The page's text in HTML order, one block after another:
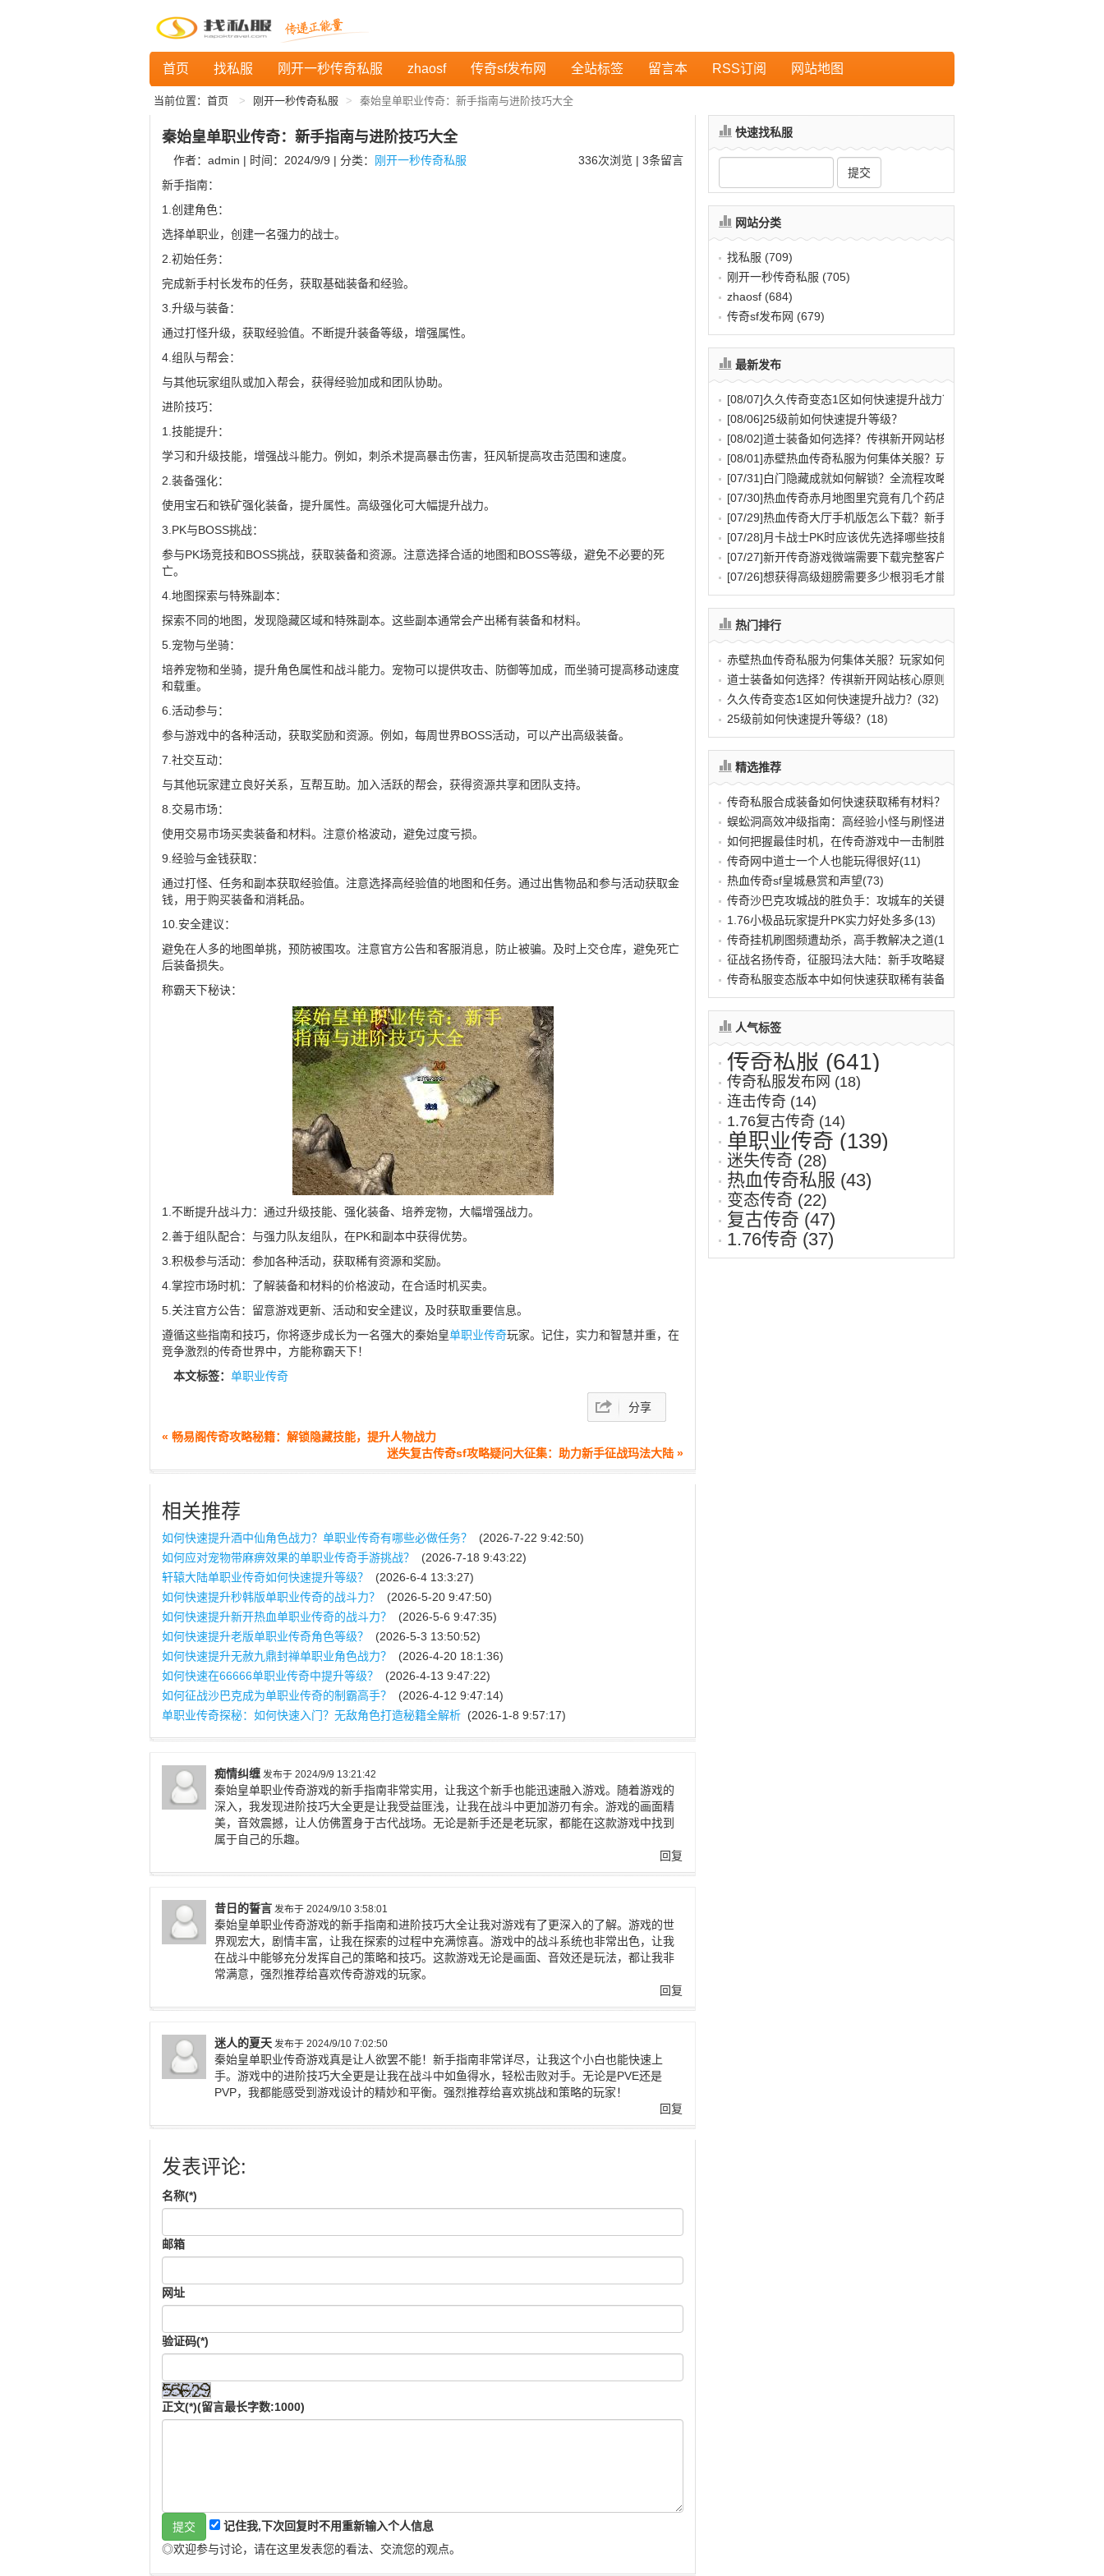
首页 找私服 刚开一秒传奇私服 zhaosf 传奇sf发布网 全站标签 留言本 RSS订阅 网站地图
当前位置： 首页 刚开一秒传奇私服 秦始皇单职业传奇：新手指南与进阶技巧大全
秦始皇单职业传奇：新手指南与进阶技巧大全
作者：admin | 时间：2024/9/9 | 分类： 刚开一秒传奇私服 336次浏览 | 3条留言
新手指南：
1.创建角色：
选择单职业，创建一名强力的战士。
2.初始任务：
完成新手村长发布的任务，获取基础装备和经验。
3.升级与装备：
通过打怪升级，获取经验值。不断提升装备等级，增强属性。
4.组队与帮会：
与其他玩家组队或加入帮会，获得经验加成和团队协助。
进阶技巧：
1.技能提升：
学习和升级技能，增强战斗能力。例如，刺杀术提高暴击伤害，狂风斩提高攻击范围和速度。
2.装备强化：
使用宝石和铁矿强化装备，提升属性。高级强化可大幅提升战力。
3.PK与BOSS挑战：
参与PK场竞技和BOSS挑战，获取装备和资源。注意选择合适的地图和BOSS等级，避免不必要的死
亡。
4.地图探索与特殊副本：
探索不同的地图，发现隐藏区域和特殊副本。这些副本通常会产出稀有装备和材料。
5.宠物与坐骑：
培养宠物和坐骑，提升角色属性和战斗能力。宠物可以提供攻击、防御等加成，而坐骑可提高移动速度
和载重。
6.活动参与：
参与游戏中的各种活动，获取奖励和资源。例如，每周世界BOSS活动，可以产出高级装备。
7.社交互动：
与其他玩家建立良好关系，互帮互助。加入活跃的帮会，获得资源共享和团队支持。
8.交易市场：
使用交易市场买卖装备和材料。注意价格波动，避免过度亏损。
9.经验与金钱获取：
通过打怪、任务和副本获取经验值。注意选择高经验值的地图和任务。通过出售物品和参与活动获取金
钱，用于购买装备和消耗品。
10.安全建议：
避免在人多的地图单挑，预防被围攻。注意官方公告和客服消息，防止被骗。及时上交仓库，避免死亡
后装备损失。
称霸天下秘诀：
1.不断提升战斗力：通过升级技能、强化装备、培养宠物，大幅增强战力。
2.善于组队配合：与强力队友组队，在PK和副本中获得优势。
3.积极参与活动：参加各种活动，获取稀有资源和奖励。
4.掌控市场时机：了解装备和材料的价格波动，在合适时机买卖。
5.关注官方公告：留意游戏更新、活动和安全建议，及时获取重要信息。
遵循这些指南和技巧，你将逐步成长为一名强大的秦始皇单职业传奇玩家。记住，实力和智慧并重，在
竞争激烈的传奇世界中，方能称霸天下！
本文标签： 单职业传奇
分享
« 畅易阁传奇攻略秘籍：解锁隐藏技能，提升人物战力
迷失复古传奇sf攻略疑问大征集：助力新手征战玛法大陆 »
相关推荐
如何快速提升酒中仙角色战力？单职业传奇有哪些必做任务？
(2026-7-22 9:42:50)
如何应对宠物带麻痹效果的单职业传奇手游挑战？
(2026-7-18 9:43:22)
轩辕大陆单职业传奇如何快速提升等级？
(2026-6-4 13:3:27)
如何快速提升秒韩版单职业传奇的战斗力？
(2026-5-20 9:47:50)
如何快速提升新开热血单职业传奇的战斗力？
(2026-5-6 9:47:35)
如何快速提升老版单职业传奇角色等级？
(2026-5-3 13:50:52)
如何快速提升无赦九鼎封禅单职业角色战力？
(2026-4-20 18:1:36)
如何快速在66666单职业传奇中提升等级？
(2026-4-13 9:47:22)
如何征战沙巴克成为单职业传奇的制霸高手？
(2026-4-12 9:47:14)
单职业传奇探秘：如何快速入门？无敌角色打造秘籍全解析 (2026-1-8 9:57:17)
痴情纠缠 发布于 2024/9/9 13:21:42
秦始皇单职业传奇游戏的新手指南非常实用，让我这个新手也能迅速融入游戏。随着游戏的
深入，我发现进阶技巧大全更是让我受益匪浅，让我在战斗中更加游刃有余。游戏的画面精
美，音效震撼，让人仿佛置身于古代战场。无论是新手还是老玩家，都能在这款游戏中找到
属于自己的乐趣。
回复
昔日的誓言 发布于 2024/9/10 3:58:01
秦始皇单职业传奇游戏的新手指南和进阶技巧大全让我对游戏有了更深入的了解。游戏的世
界观宏大，剧情丰富，让我在探索的过程中充满惊喜。游戏中的战斗系统也非常出色，让我
在战斗中能够充分发挥自己的策略和技巧。这款游戏无论是画面、音效还是玩法，都让我非
常满意，强烈推荐给喜欢传奇游戏的玩家。
回复
迷人的夏天 发布于 2024/9/10 7:02:50
秦始皇单职业传奇游戏真是让人欲罢不能！新手指南非常详尽，让我这个小白也能快速上
手。游戏中的进阶技巧大全更是让我在战斗中如鱼得水，轻松击败对手。无论是PVE还是
PVP，我都能感受到游戏设计的精妙和平衡。强烈推荐给喜欢挑战和策略的玩家！
回复
发表评论:
名称(*)
邮箱
网址
验证码(*)
正文(*)(留言最长字数:1000)
记住我,下次回复时不用重新输入个人信息
◎欢迎参与讨论，请在这里发表您的看法、交流您的观点。
快速找私服
网站分类
找私服 (709)
刚开一秒传奇私服 (705)
zhaosf (684)
传奇sf发布网 (679)
最新发布
[08/07]久久传奇变态1区如何快速提升战力？
[08/06]25级前如何快速提升等级？
[08/02]道士装备如何选择？传祺新开网站核心原则解析
[08/01]赤壁热血传奇私服为何集体关服？玩家如何应对？
[07/31]白门隐藏成就如何解锁？全流程攻略与秘密结局揭秘
[07/30]热血传奇赤月地图里究竟有几个药店位置？
[07/29]热血传奇大厅手机版怎么下载？新手快速入门攻略全解析？
[07/28]月卡战士PK时应该优先选择哪些技能？
[07/27]新开传奇游戏微端需要下载完整客户端才能玩吗？
[07/26]想获得高级翅膀需要多少根羽毛才能合成？
热门排行
赤壁热血传奇私服为何集体关服？玩家如何应(77)
道士装备如何选择？传祺新开网站核心原则解(40)
久久传奇变态1区如何快速提升战力？(32)
25级前如何快速提升等级？(18)
精选推荐
传奇私服合成装备如何快速获取稀有材料？(776)
蜈蚣洞高效冲级指南：高经验小怪与刷怪进阶(669)
如何把握最佳时机，在传奇游戏中一击制胜？(583)
传奇网中道士一个人也能玩得很好(11)
热血传奇sf皇城悬赏和声望(73)
传奇沙巴克攻城战的胜负手：攻城车的关键作(620)
1.76小极品玩家提升PK实力好处多多(13)
传奇挂机刷图频遭劫杀，高手教解决之道(11)
征战名扬传奇，征服玛法大陆：新手攻略疑难(518)
传奇私服变态版本中如何快速获取稀有装备与(759)
人气标签
传奇私服 (641)
传奇私服发布网 (18)
连击传奇 (14)
1.76复古传奇 (14)
单职业传奇 (139)
迷失传奇 (28)
热血传奇私服 (43)
变态传奇 (22)
复古传奇 (47)
1.76传奇 (37)